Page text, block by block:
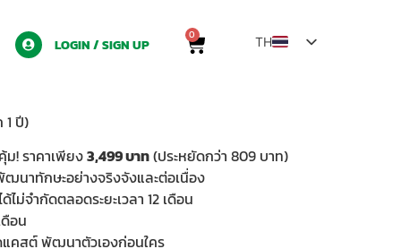
LOGIN / SIGN UP
0
TH
MY
1 ปี)
ม! ราคาเพียง3,499 บาท(ประหยัดกว่า 809 บาท)
นาทักษะอย่างจริงจังและต่อเนื่อง
ม่จำกัดตลอดระยะเวลา 12 เดือน
อน
คสต์ พัฒนาตัวเองก่อนใคร